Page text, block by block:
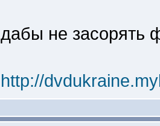
дабы не засорять
http://